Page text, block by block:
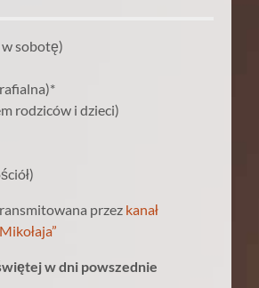
sobotę)
rodziców i dzieci)
przez kanał
w dni powszednie